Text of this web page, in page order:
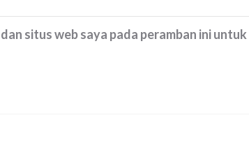
dan situs web saya pada peramban ini